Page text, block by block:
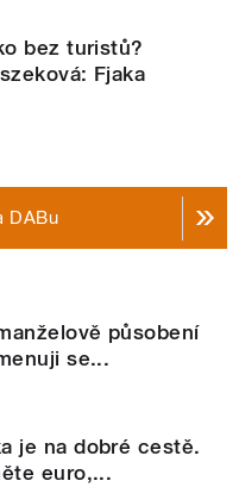
bez turistů?
Fjaka
DABu
působení
se...
je na dobré cestě.
euro,...